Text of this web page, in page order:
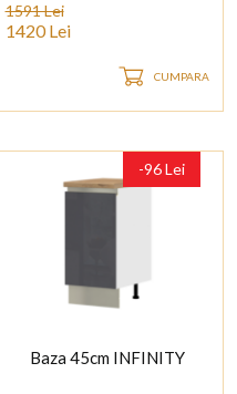
1591 Lei
1420 Lei
CUMPARA
-96 Lei
Baza 45cm INFINITY